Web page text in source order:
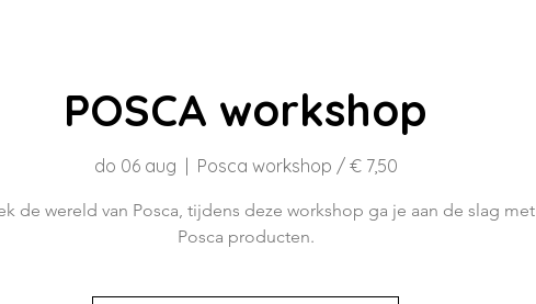
POSCA workshop
do 06 aug Posca workshop / € 7,50
de wereld van Posca, tijdens deze workshop ga je aan de slag met
Posca producten.